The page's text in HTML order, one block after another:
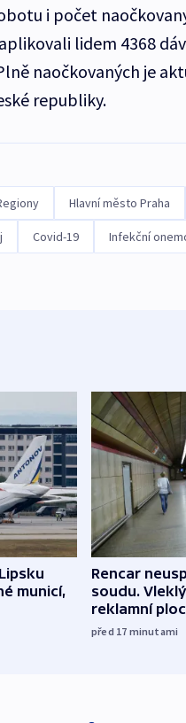
i počet
lidem 4368
naočkovaných je
republiky.
Hlavní město Praha
Covid-19 Infekční
municí,
Rencar
soudu.
reklamní
před 17 minutami